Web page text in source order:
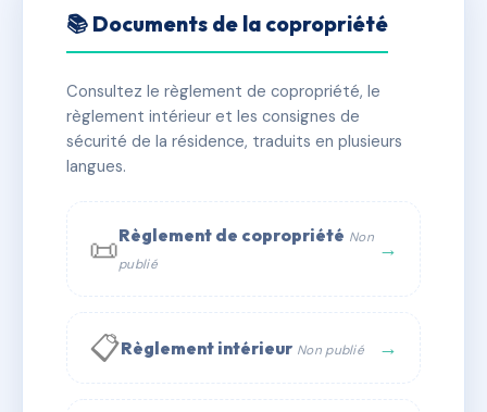
LE 235
✓ Immatriculée 🏠 125 lots 🏗 3 bâtiment(s)
📞 Contacter Syndic Digital
📚 Documents de la copropriété
Consultez le règlement de copropriété, le
règlement intérieur et les consignes de
sécurité de la résidence, traduits en plusieurs
langues.
📜Règlement de copropriété Non
publié
→
📋Règlement intérieur Non publié →